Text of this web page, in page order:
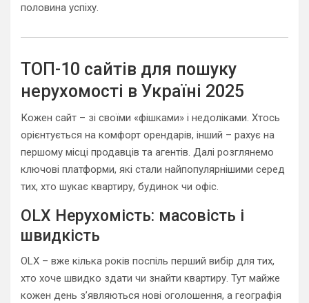
половина успіху.
ТОП-10 сайтів для пошуку
нерухомості в Україні 2025
Кожен сайт – зі своїми «фішками» і недоліками. Хтось
орієнтується на комфорт орендарів, інший – рахує на
першому місці продавців та агентів. Далі розглянемо
ключові платформи, які стали найпопулярнішими серед
тих, хто шукає квартиру, будинок чи офіс.
OLX Нерухомість: масовість і
швидкість
OLX – вже кілька років поспіль перший вибір для тих,
хто хоче швидко здати чи знайти квартиру. Тут майже
кожен день з’являються нові оголошення, а географія